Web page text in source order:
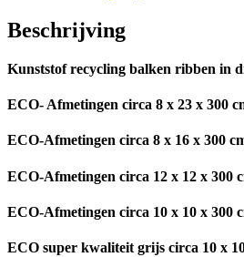
Beschrijving
Kunststof recycling balken ribben in
ECO- Afmetingen circa 8 x 23 x 300
ECO-Afmetingen circa 8 x 16 x 300
ECO-Afmetingen circa 12 x 12 x 300
ECO-Afmetingen circa 10 x 10 x 300
ECO super kwaliteit grijs circa 10 x